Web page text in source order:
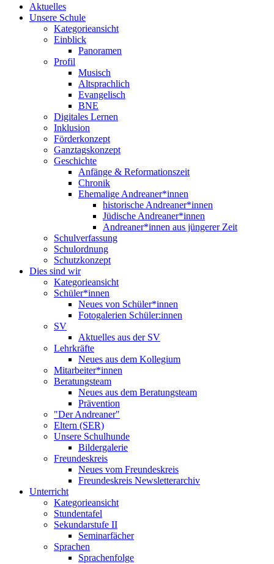
Aktuelles
Unsere Schule
Kategorieansicht
Einblick
Panoramen
Profil
Musisch
Altsprachlich
Evangelisch
BNE
Digitales Lernen
Inklusion
Förderkonzept
Ganztagskonzept
Geschichte
Anfänge & Reformationszeit
Chronik
Ehemalige Andreaner*innen
historische Andreaner*innen
Jüdische Andreaner*innen
Andreaner*innen aus jüngerer Zeit
Schulverfassung
Schulordnung
Schutzkonzept
Dies sind wir
Kategorieansicht
Schüler*innen
Neues von Schüler*innen
Fotogalerien Schüler:innen
SV
Aktuelles aus der SV
Lehrkräfte
Neues aus dem Kollegium
Mitarbeiter*innen
Beratungsteam
Neues aus dem Beratungsteam
Prävention
"Der Andreaner"
Eltern (SER)
Unsere Schulhunde
Bildergalerie
Freundeskreis
Neues vom Freundeskreis
Freundeskreis Newsletterarchiv
Unterricht
Kategorieansicht
Stundentafel
Sekundarstufe II
Seminarfächer
Sprachen
Sprachenfolge